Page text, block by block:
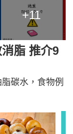
+11
脂 推介9
碳水，食物例